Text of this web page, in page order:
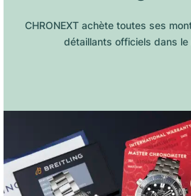
CHRONEXT achète toutes ses
détaillants officiels dans le